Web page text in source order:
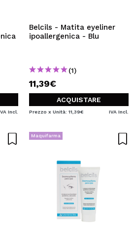
potrai fare i tuoi
lo stato dei tuoi ordini e
precedenti.
UN ACCOUNT
Incl.
Belcils - Matita eyeliner
ipoallergenica - Blu
(1)
11,39€
ACQUISTARE
Prezzo x Unità: 11,39€ IVA Incl.
Maquifarma